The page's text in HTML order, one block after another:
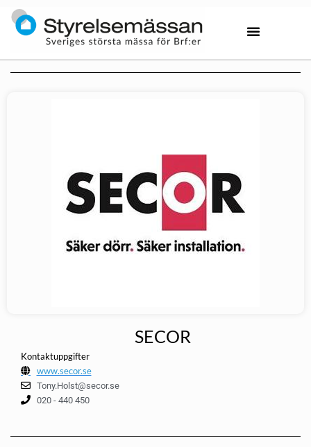
SECOR
Kontaktuppgifter
www.secor.se
Tony.Holst@secor.se
020 - 440 450